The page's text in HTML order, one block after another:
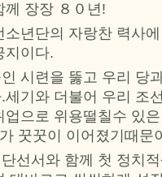
께 장장 ８０년!
소년단의 자랑찬 력사
지이다.
시련을 뚫고 우리 당
세기와 더불어 우리 조
업으로 위용떨칠수 있
꿋꿋이 이어졌기때문
선서와 함께 첫 정치